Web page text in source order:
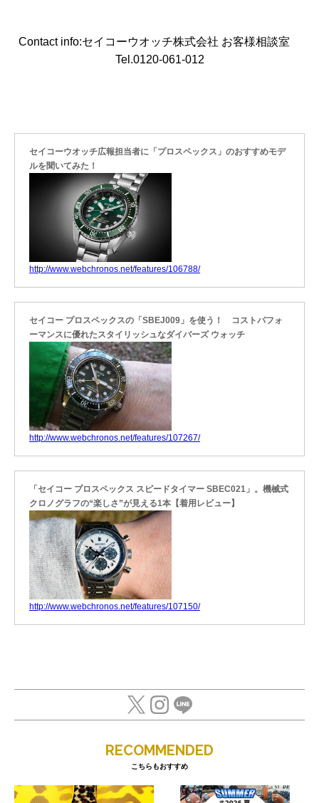
Contact info:セイコーウオッチ株式会社 お客様相談室
Tel.0120-061-012
セイコーウオッチ広報担当者に「プロスペックス」のおすすめモデ
ルを聞いてみた！
http://www.webchronos.net/features/106788/
セイコー プロスペックスの「SBEJ009」を使う！ コストパフォ
ーマンスに優れたスタイリッシュなダイバーズ ウォッチ
http://www.webchronos.net/features/107267/
「セイコー プロスペックス スピードタイマー SBEC021」。機械式
クロノグラフの“楽しさ”が見える1本【着用レビュー】
http://www.webchronos.net/features/107150/
RECOMMENDED
こちらもおすすめ